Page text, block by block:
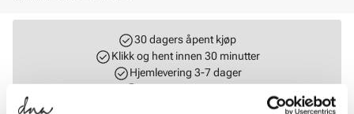
30 dagers åpent kjøp
Klikk og hent innen 30 minutter
Hjemlevering 3-7 dager